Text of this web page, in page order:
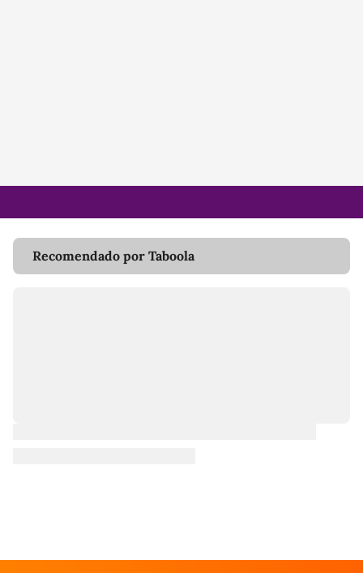
Recomendado por Taboola